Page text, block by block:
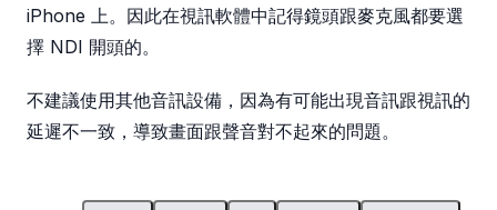
iPhone 上。因此在視訊軟體中記得鏡頭跟麥克風都要選
擇 NDI 開頭的。
不建議使用其他音訊設備，因為有可能出現音訊跟視訊的
延遲不一致，導致畫面跟聲音對不起來的問題。